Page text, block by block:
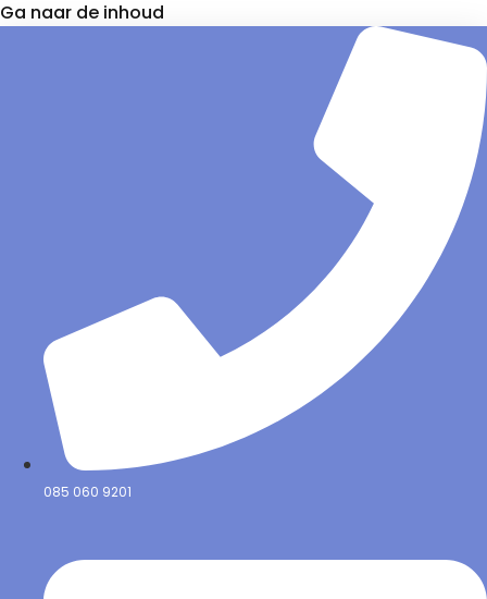
Ga naar de inhoud
085 060 9201